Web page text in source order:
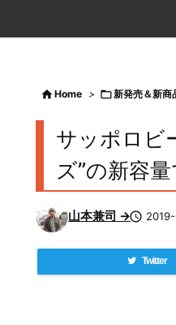
 Home > 新発売＆新商
サッポロビ
ズ”の新容
山本兼司 →
Twitter